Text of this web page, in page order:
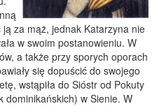
ją za mąż, jednak Katarzyna nie
w swoim postanowieniu. W
a także przy sporych oporach
się dopuścić do swojego
wstąpiła do Sióstr od Pokuty
dominikańskich) w Sienie. W